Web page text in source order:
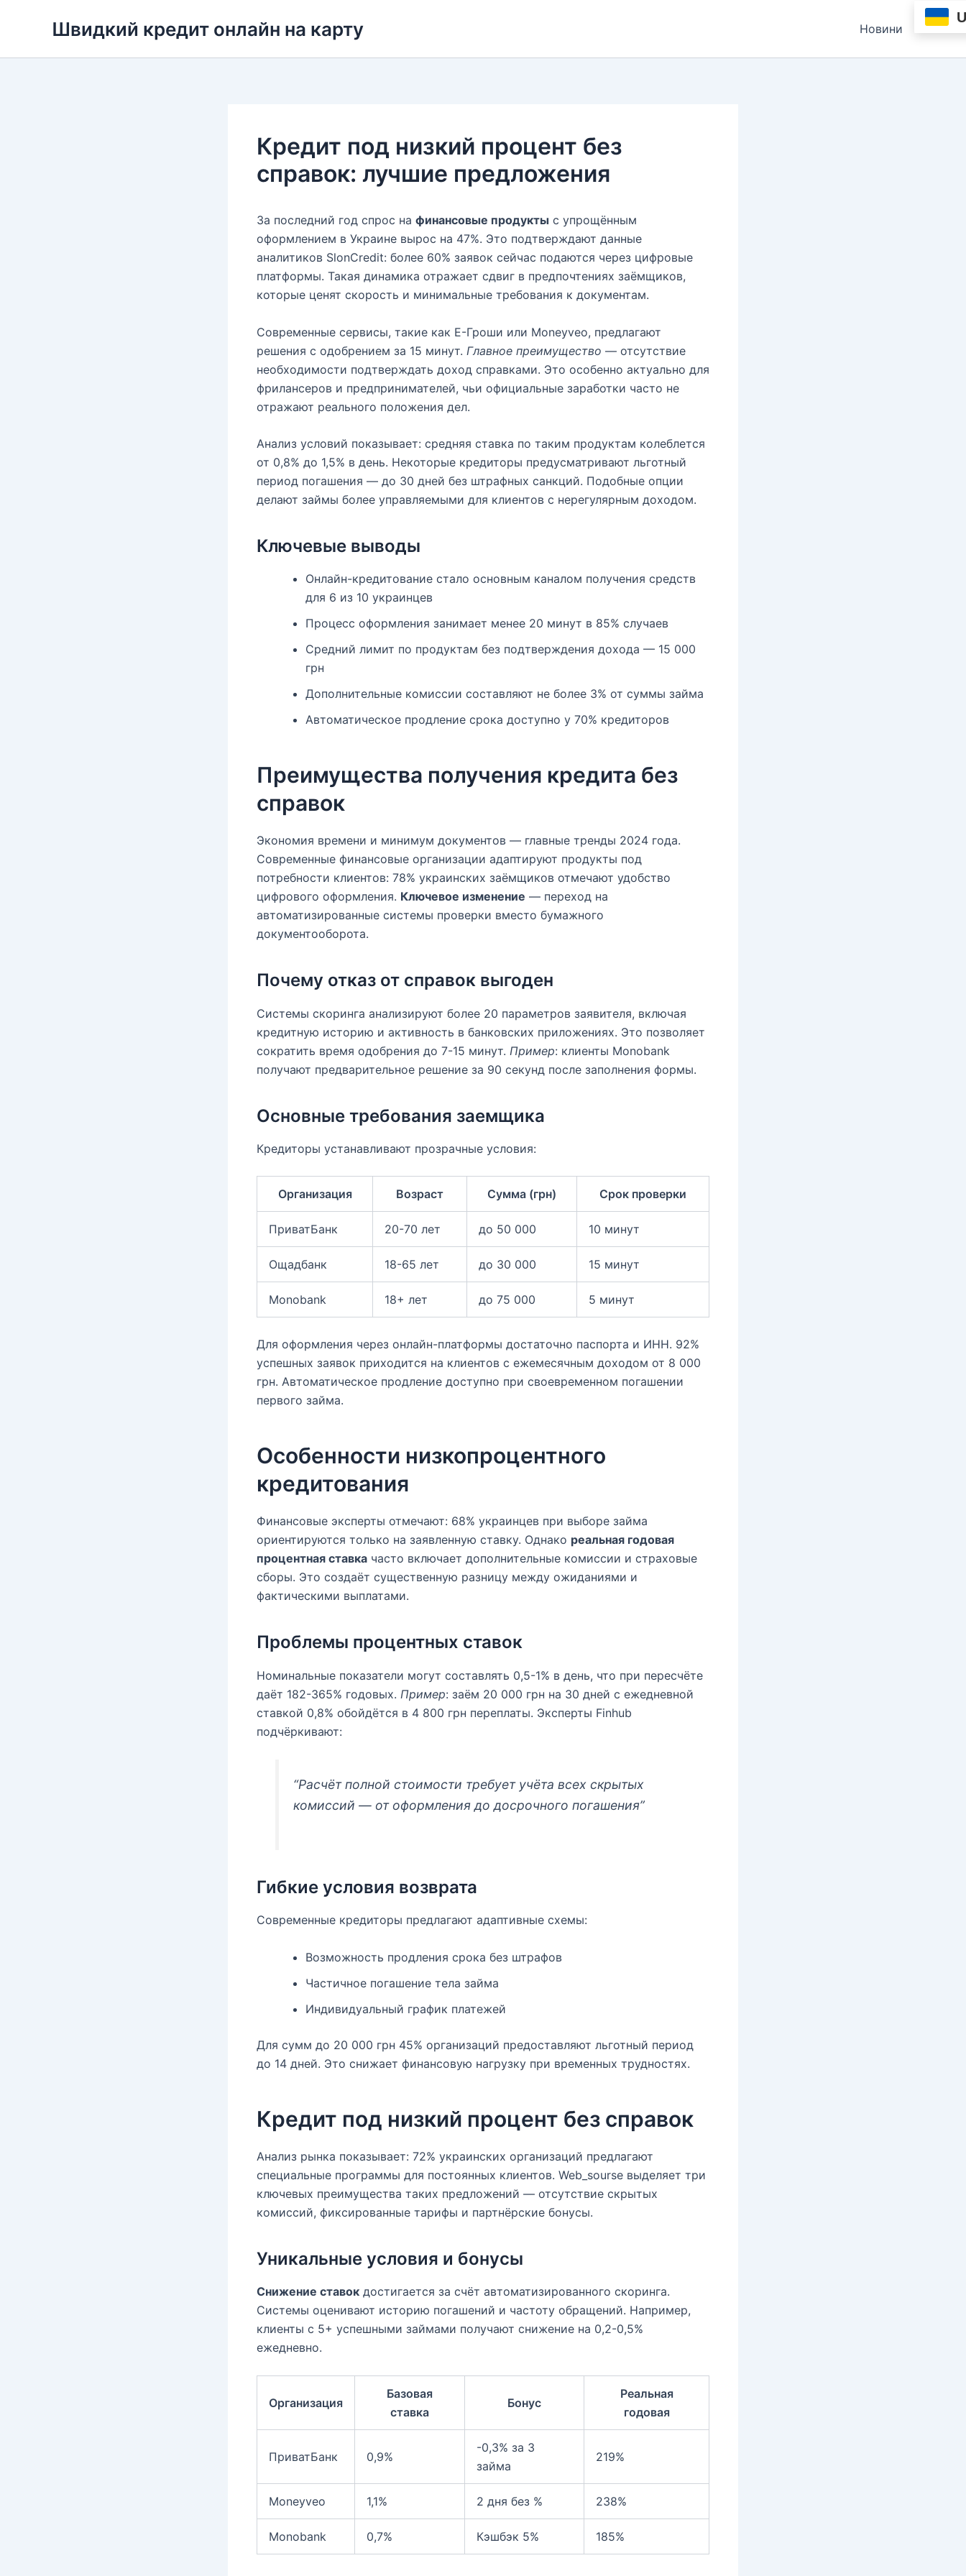
Швидкий кредит онлайн на карту Новини
Кредит под низкий процент без
справок: лучшие предложения
За последний год спрос на финансовые продукты с упрощённым
оформлением в Украине вырос на 47%. Это подтверждают данные
аналитиков SlonCredit: более 60% заявок сейчас подаются через цифровые
платформы. Такая динамика отражает сдвиг в предпочтениях заёмщиков,
которые ценят скорость и минимальные требования к документам.
Современные сервисы, такие как Е-Гроши или Moneyveo, предлагают
решения с одобрением за 15 минут. Главное преимущество — отсутствие
необходимости подтверждать доход справками. Это особенно актуально для
фрилансеров и предпринимателей, чьи официальные заработки часто не
отражают реального положения дел.
Анализ условий показывает: средняя ставка по таким продуктам колеблется
от 0,8% до 1,5% в день. Некоторые кредиторы предусматривают льготный
период погашения — до 30 дней без штрафных санкций. Подобные опции
делают займы более управляемыми для клиентов с нерегулярным доходом.
Ключевые выводы
Онлайн-кредитование стало основным каналом получения средств
для 6 из 10 украинцев
Процесс оформления занимает менее 20 минут в 85% случаев
Средний лимит по продуктам без подтверждения дохода — 15 000
грн
Дополнительные комиссии составляют не более 3% от суммы займа
Автоматическое продление срока доступно у 70% кредиторов
Преимущества получения кредита без
справок
Экономия времени и минимум документов — главные тренды 2024 года.
Современные финансовые организации адаптируют продукты под
потребности клиентов: 78% украинских заёмщиков отмечают удобство
цифрового оформления. Ключевое изменение — переход на
автоматизированные системы проверки вместо бумажного
документооборота.
Почему отказ от справок выгоден
Системы скоринга анализируют более 20 параметров заявителя, включая
кредитную историю и активность в банковских приложениях. Это позволяет
сократить время одобрения до 7-15 минут. Пример: клиенты Monobank
получают предварительное решение за 90 секунд после заполнения формы.
Основные требования заемщика
Кредиторы устанавливают прозрачные условия:
Организация Возраст Сумма (грн) Срок проверки
ПриватБанк 20-70 лет до 50 000 10 минут
Ощадбанк 18-65 лет до 30 000 15 минут
Monobank 18+ лет до 75 000 5 минут
Для оформления через онлайн-платформы достаточно паспорта и ИНН. 92%
успешных заявок приходится на клиентов с ежемесячным доходом от 8 000
грн. Автоматическое продление доступно при своевременном погашении
первого займа.
Особенности низкопроцентного
кредитования
Финансовые эксперты отмечают: 68% украинцев при выборе займа
ориентируются только на заявленную ставку. Однако реальная годовая
процентная ставка часто включает дополнительные комиссии и страховые
сборы. Это создаёт существенную разницу между ожиданиями и
фактическими выплатами.
Проблемы процентных ставок
Номинальные показатели могут составлять 0,5-1% в день, что при пересчёте
даёт 182-365% годовых. Пример: заём 20 000 грн на 30 дней с ежедневной
ставкой 0,8% обойдётся в 4 800 грн переплаты. Эксперты Finhub
подчёркивают:
“Расчёт полной стоимости требует учёта всех скрытых
комиссий — от оформления до досрочного погашения”
Гибкие условия возврата
Современные кредиторы предлагают адаптивные схемы:
Возможность продления срока без штрафов
Частичное погашение тела займа
Индивидуальный график платежей
Для сумм до 20 000 грн 45% организаций предоставляют льготный период
до 14 дней. Это снижает финансовую нагрузку при временных трудностях.
Кредит под низкий процент без справок
Анализ рынка показывает: 72% украинских организаций предлагают
специальные программы для постоянных клиентов. Web_sourse выделяет три
ключевых преимущества таких предложений — отсутствие скрытых
комиссий, фиксированные тарифы и партнёрские бонусы.
Уникальные условия и бонусы
Снижение ставок достигается за счёт автоматизированного скоринга.
Системы оценивают историю погашений и частоту обращений. Например,
клиенты с 5+ успешными займами получают снижение на 0,2-0,5%
ежедневно.
Организация
Базовая
ставка
Бонус
Реальная
годовая
ПриватБанк 0,9%
-0,3% за 3
займа
219%
Moneyveo 1,1% 2 дня без % 238%
Monobank 0,7% Кэшбэк 5% 185%